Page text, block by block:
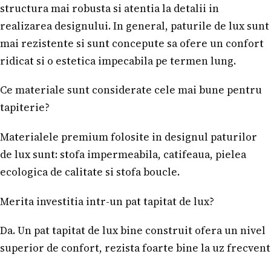
structura mai robusta si atentia la detalii in
realizarea designului. In general, paturile de lux sunt
mai rezistente si sunt concepute sa ofere un confort
ridicat si o estetica impecabila pe termen lung.
Ce materiale sunt considerate cele mai bune pentru
tapiterie?
Materialele premium folosite in designul paturilor
de lux sunt: stofa impermeabila, catifeaua, pielea
ecologica de calitate si stofa boucle.
Merita investitia intr-un pat tapitat de lux?
Da. Un pat tapitat de lux bine construit ofera un nivel
superior de confort, rezista foarte bine la uz frecvent